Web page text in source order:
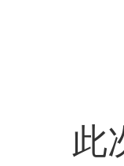
此